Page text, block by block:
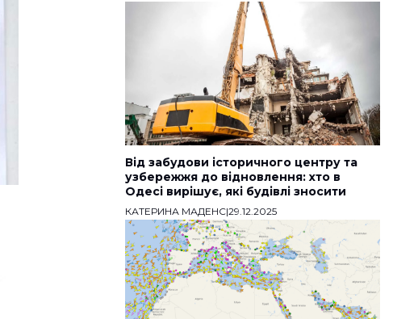
Від забудови історичного центру та
узбережжя до відновлення: хто в
Одесі вирішує, які будівлі зносити
КАТЕРИНА МАДЕНС|29.12.2025